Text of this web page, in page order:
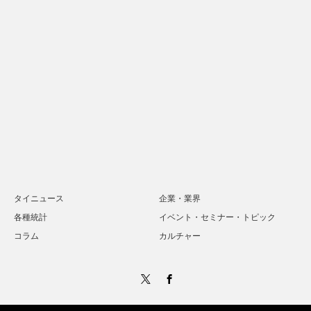
タイニュース
企業・業界
各種統計
イベント・セミナー・トピック
コラム
カルチャー